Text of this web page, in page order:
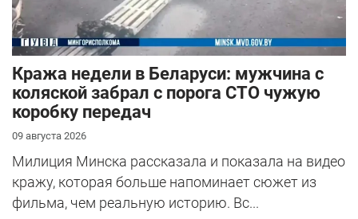
Кража недели в Беларуси: мужчина с
коляской забрал с порога СТО чужую
коробку передач
09 августа 2026
Милиция Минска рассказала и показала на видео
кражу, которая больше напоминает сюжет из
фильма, чем реальную историю. Вс...